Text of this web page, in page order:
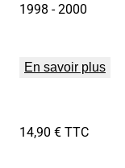
1998- 2000
En savoir plus
14,90 € TTC